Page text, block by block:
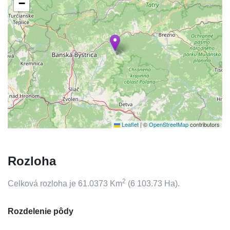
−
Leaflet |©OpenStreetMapcontributors
Rozloha
Celková rozloha je 61.0373 Km2 (6 103.73 Ha).
Rozdelenie pôdy